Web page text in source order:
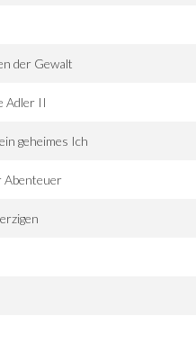
der Gewalt
Adler II
geheimes Ich
Abenteuer